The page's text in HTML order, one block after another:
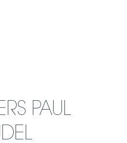
PAUL